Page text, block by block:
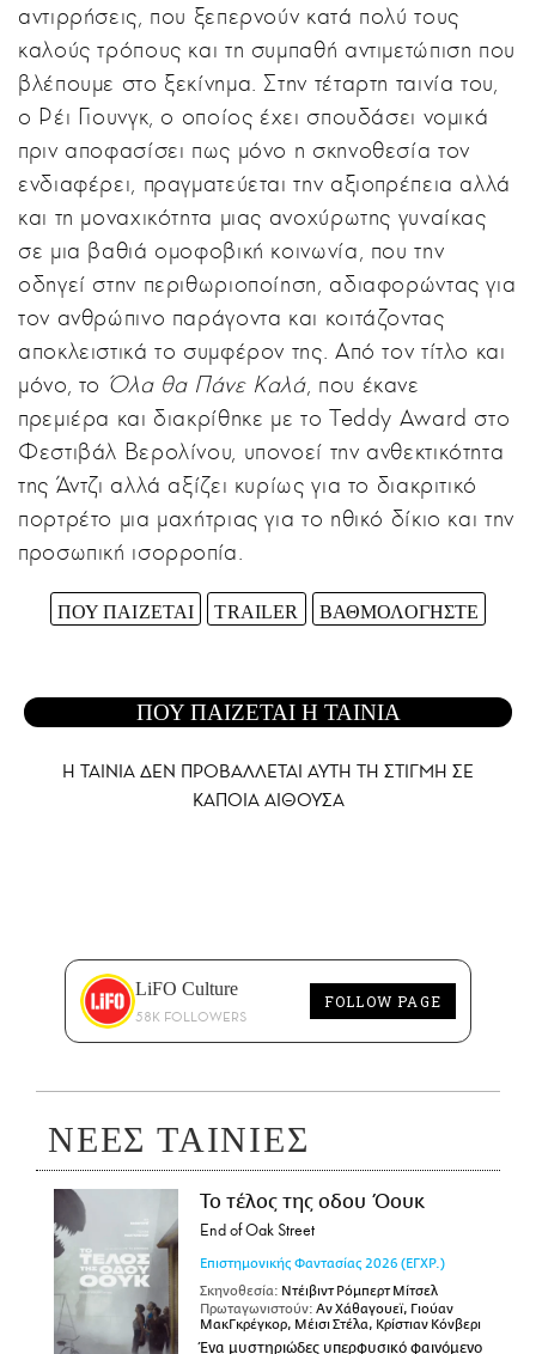
αντιρρήσεις, που ξεπερνούν κατά πολύ τους
καλούς τρόπους και τη συμπαθή αντιμετώπιση που
βλέπουμε στο ξεκίνημα. Στην τέταρτη ταινία του,
ο Ρέι Γιουνγκ, ο οποίος έχει σπουδάσει νομικά
πριν αποφασίσει πως μόνο η σκηνοθεσία τον
ενδιαφέρει, πραγματεύεται την αξιοπρέπεια αλλά
και τη μοναχικότητα μιας ανοχύρωτης γυναίκας
σε μια βαθιά ομοφοβική κοινωνία, που την
οδηγεί στην περιθωριοποίηση, αδιαφορώντας για
τον ανθρώπινο παράγοντα και κοιτάζοντας
αποκλειστικά το συμφέρον της. Από τον τίτλο και
μόνο, το Όλα θα Πάνε Καλά, που έκανε
πρεμιέρα και διακρίθηκε με το Teddy Award στο
Φεστιβάλ Βερολίνου, υπονοεί την ανθεκτικότητα
της Άντζι αλλά αξίζει κυρίως για το διακριτικό
πορτρέτο μια μαχήτριας για το ηθικό δίκιο και την
προσωπική ισορροπία.
ΠΟΥ ΠΑΙΖΕΤΑΙ TRAILER ΒΑΘΜΟΛΟΓΗΣΤΕ
ΠΟΥ ΠΑΙΖΕΤΑΙ Η ΤΑΙΝΙΑ
Η ΤΑΙΝΙΑ ΔΕΝ ΠΡΟΒΑΛΛΕΤΑΙ AYTH ΤΗ ΣΤΙΓΜΗ ΣΕ
ΚΑΠΟΙΑ ΑΙΘΟΥΣΑ
LiFO Culture
58K FOLLOWERS
FOLLOW PAGE
ΝΕΕΣ ΤΑΙΝΙΕΣ
Το τέλος της οδου Όουκ
End of Oak Street
Επιστημονικής Φαντασίας 2026 (ΕΓΧΡ.)
Σκηνοθεσία: Ντέιβιντ Ρόμπερτ Μίτσελ
Πρωταγωνιστούν: Αν Χάθαγουεϊ, Γιούαν
ΜακΓκρέγκορ, Μέισι Στέλα, Κρίστιαν Κόνβερι
Ένα μυστηριώδες υπερφυσικό φαινόμενο